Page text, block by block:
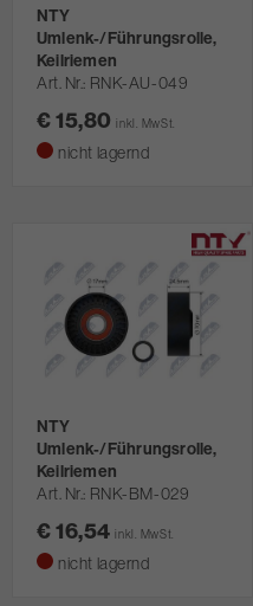
NTY
Umlenk-/Führungsrolle,
Keilriemen
Art. Nr. RNK-AU-049
€ 15,80inkl. MwSt.
nicht lagernd
NTY
Umlenk-/Führungsrolle,
Keilriemen
Art. Nr. RNK-BM-029
€ 16,54inkl. MwSt.
nicht lagernd